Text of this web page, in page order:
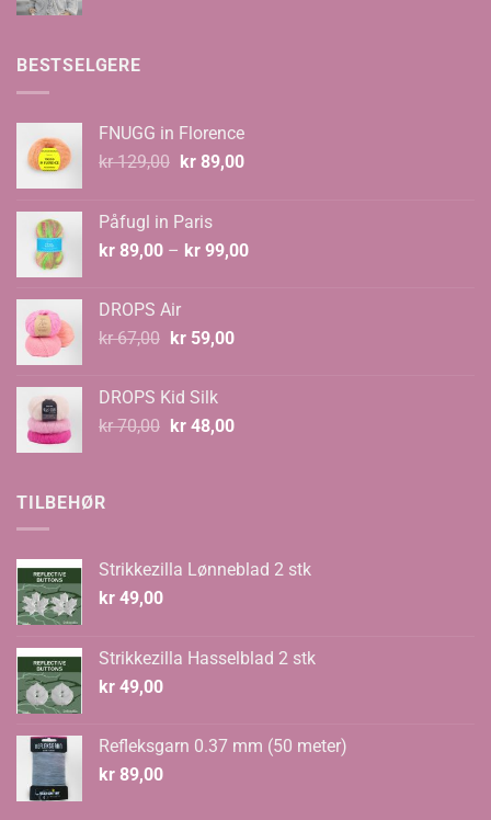
BESTSELGERE
FNUGG in Florence
kr129,00 Opprinnelig
kr 129,00.
kr89,00Nåværende
Påfugl in Paris
kr 89,00 – kr 99,00Prisområde:
DROPS Air
kr67,00 Opprinnelig
kr 67,00.
kr59,00Nåværende
DROPS Kid Silk
kr70,00 Opprinnelig
kr48,00Nåværende
TILBEHØR
Strikkezilla Lønneblad 2 stk
kr 49,00
Strikkezilla Hasselblad 2 stk
kr 49,00
Refleksgarn 0.37 mm (50 meter)
kr 89,00